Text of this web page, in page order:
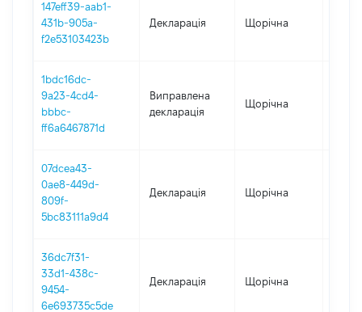
147eff39-aab1-
431b-905a-
f2e53103423b
Декларація Щорічна
1bdc16dc-
9a23-4cd4-
bbbc-
ff6a6467871d
Виправлена
декларація
Щорічна
07dcea43-
0ae8-449d-
809f-
5bc83111a9d4
Декларація Щорічна
36dc7f31-
33d1-438c-
9454-
6e693735c5de
Декларація Щорічна